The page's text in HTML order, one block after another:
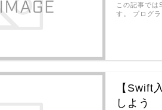
この記事では
す。 プログ
【Swift
しよう